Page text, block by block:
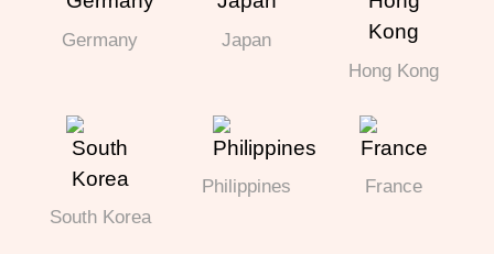
Germany
Japan
Hong Kong
South Korea
Philippines France